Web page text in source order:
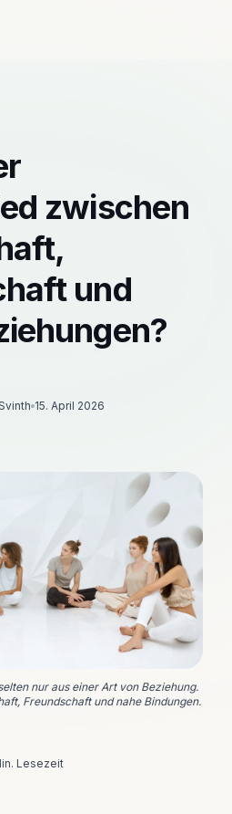
zwischen
und
15. April 2026
nur aus einer Art von Beziehung.
Freundschaft und nahe Bindungen.
Lesezeit